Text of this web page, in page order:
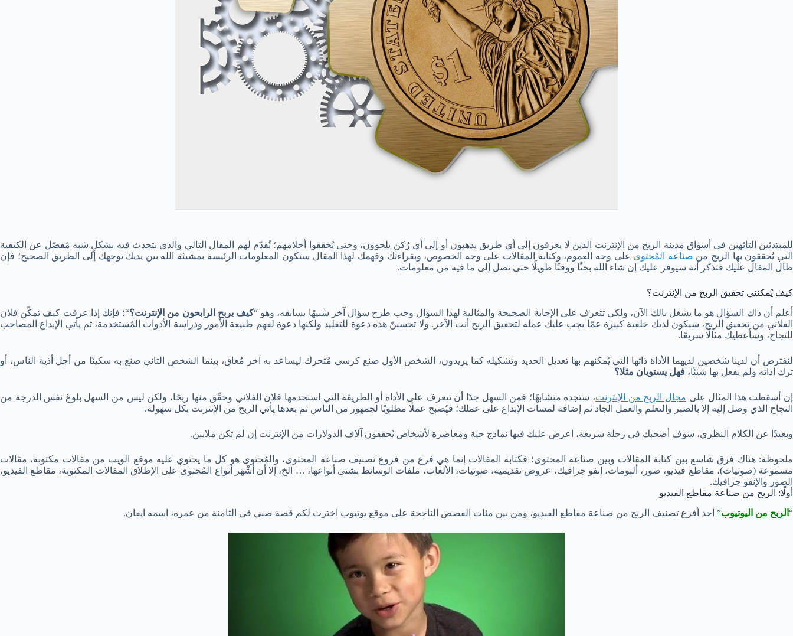
للمبتدئين التائهين في أسواق مدينة الربح من الإنترنت الذين لا يعرفون إلى أي طريق يذهبون أو إلى أي رُكن يلجؤون، وحتى يُحققوا أحلامهم؛ نُقدّم لهم المقال التالي والذي نتحدث فيه بشكلٍ شبه مُفصّل عن الكيفية
التي يُحققون بها الربح من صناعة المُحتوى على وجه العموم، وكتابة المقالات على وجه الخصوص، وبقراءتك وفهمك لهذا المقال ستكون المعلومات الرئيسة بمشيئة الله بين يديك توجهك إلى الطريق الصحيح؛ فإن
طال المقال عليك فتذكر أنه سيوفر عليك إن شاء الله بحثًا ووقتًا طويلًا حتى تصل إلى ما فيه من معلومات.
كيف يُمكنني تحقيق الربح من الإنترنت؟
أعلم أن ذاك السؤال هو ما يشغل بالك الآن، ولكي تتعرف على الإجابة الصحيحة والمثالية لهذا السؤال وجب طرح سؤال آخر شبيهًا بسابقه، وهو “كيف يربح الرابحون من الإنترنت؟“؛ فإنك إذا عرفت كيف تمكّن فلان
الفلاني من تحقيق الربح، سيكون لديك خلفية كبيرة عمّا يجب عليك عمله لتحقيق الربح أنت الآخر. ولا تحسبنّ هذه دعوة للتقليد ولكنها دعوة لفهم طبيعة الأمور ودراسة الأدوات المُستخدمة، ثم يأتي الإبداع المصاحب
للنجاح، وسأعطيك مثالًا سريعًا.
لنفترض أن لدينا شخصين لديهما الأداة ذاتها التي يُمكنهم بها تعديل الحديد وتشكيله كما يريدون، الشخص الأول صنع كرسي مُتحرك ليساعد به آخر مُعاق، بينما الشخص الثاني صنع به سكينًا من أجل أذية الناس، أو
ترك أداته ولم يفعل بها شيئًا، فهل يستويان مثلا؟
إن أسقطت هذا المثال على مجال الربح من الإنترنت، ستجده متشابهًا؛ فمن السهل جدًا أن تتعرف على الأداة أو الطريقة التي استخدمها فلان الفلاني وحقّق منها ربحًا، ولكن ليس من السهل بلوغ نفس الدرجة من
النجاح الذي وصل إليه إلا بالصبر والتعلم والعمل الجاد ثم إضافة لمسات الإبداع على عملك؛ فيُصبح عملًا مطلوبًا لجمهور من الناس ثم بعدها يأتي الربح من الإنترنت بكل سهولة.
وبعيدًا عن الكلام النظري، سوف أصحبك في رحلة سريعة، اعرض عليك فيها نماذج حية ومعاصرة لأشخاص يُحققون آلاف الدولارات من الإنترنت إن لم تكن ملايين.
ملحوظة: هناك فرق شاسع بين كتابة المقالات وبين صناعة المحتوى؛ فكتابة المقالات إنما هي فرع من فروع تصنيف صناعة المحتوى، والمُحتوى هو كل ما يحتوي عليه موقع الويب من مقالات مكتوبة، مقالات
مسموعة (صوتيات)، مقاطع فيديو، صور، ألبومات، إنفو جرافيك، عروض تقديمية، صوتيات، الألعاب، ملفات الوسائط بشتى أنواعها، … الخ، إلا أن أشْهَر أنواع المُحتوى على الإطلاق المقالات المكتوبة، مقاطع الفيديو،
الصور والإنفو جرافيك.
أولًا: الربح من صناعة مقاطع الفيديو
“ الربح من اليوتيوب” أحد أفرع تصنيف الربح من صناعة مقاطع الفيديو، ومن بين مئات القصص الناجحة على موقع يوتيوب اخترت لكم قصة صبي في الثامنة من عمره، اسمه ايفان.